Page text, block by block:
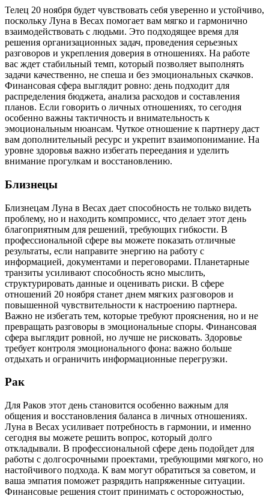
Телец 20 ноября будет чувствовать себя уверенно и устойчиво,
поскольку Луна в Весах помогает вам мягко и гармонично
взаимодействовать с людьми. Это подходящее время для
решения организационных задач, проведения серьезных
разговоров и укрепления доверия в отношениях. На работе
вас ждет стабильный темп, который позволяет выполнять
задачи качественно, не спеша и без эмоциональных скачков.
Финансовая сфера выглядит ровно: день подходит для
распределения бюджета, анализа расходов и составления
планов. Если говорить о личных отношениях, то сегодня
особенно важны тактичность и внимательность к
эмоциональным нюансам. Чуткое отношение к партнеру даст
вам дополнительный ресурс и укрепит взаимопонимание. На
уровне здоровья важно избегать переедания и уделить
внимание прогулкам и восстановлению.
Близнецы
Близнецам Луна в Весах дает способность не только видеть
проблему, но и находить компромисс, что делает этот день
благоприятным для решений, требующих гибкости. В
профессиональной сфере вы можете показать отличные
результаты, если направите энергию на работу с
информацией, документами и переговорами. Планетарные
транзиты усиливают способность ясно мыслить,
структурировать данные и оценивать риски. В сфере
отношений 20 ноября станет днем мягких разговоров и
повышенной чувствительности к настроению партнера.
Важно не избегать тем, которые требуют прояснения, но и не
превращать разговоры в эмоциональные споры. Финансовая
сфера выглядит ровной, но лучше не рисковать. Здоровье
требует контроля эмоционального фона: важно больше
отдыхать и ограничить информационные перегрузки.
Рак
Для Раков этот день становится особенно важным для
общения и восстановления баланса в личных отношениях.
Луна в Весах усиливает потребность в гармонии, и именно
сегодня вы можете решить вопрос, который долго
откладывали. В профессиональной сфере день подойдет для
работы с долгосрочными проектами, требующими мягкого, но
настойчивого подхода. К вам могут обратиться за советом, и
ваша эмпатия поможет разрядить напряженные ситуации.
Финансовые решения стоит принимать с осторожностью,